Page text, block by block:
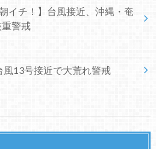
朝イチ！】台風接近、沖縄・奄
警戒
風13号接近で大荒れ警戒